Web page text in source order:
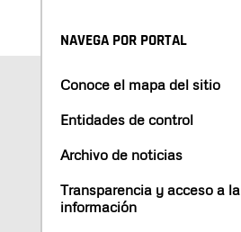
NAVEGA POR PORTAL
Conoce el mapa del sitio
Entidades de control
Archivo de noticias
Transparencia y acceso a la
información